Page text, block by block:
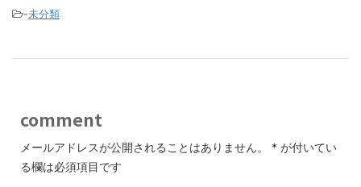
-未分類
comment
メールアドレスが公開されることはありません。 * が付いてい
る欄は必須項目です